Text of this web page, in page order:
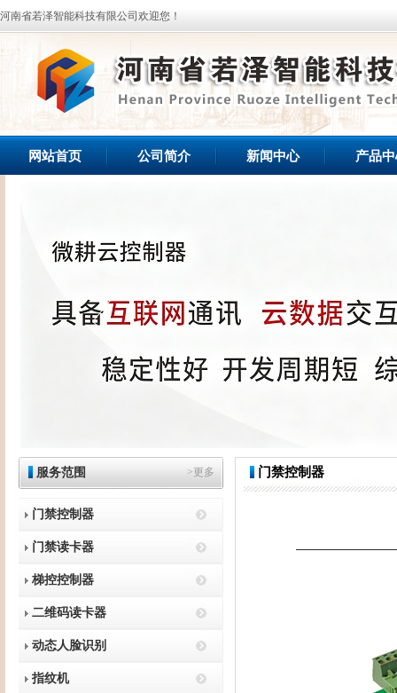
河南省若泽智能科技有限公司欢迎您！
网站首页 公司简介 新闻中心 产品
服务范围 >更多
门禁控制器
门禁读卡器
梯控控制器
二维码读卡器
动态人脸识别
指纹机
门禁控制器